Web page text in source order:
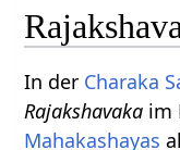
In der Charaka
Rajakshavaka im
Mahakashayas